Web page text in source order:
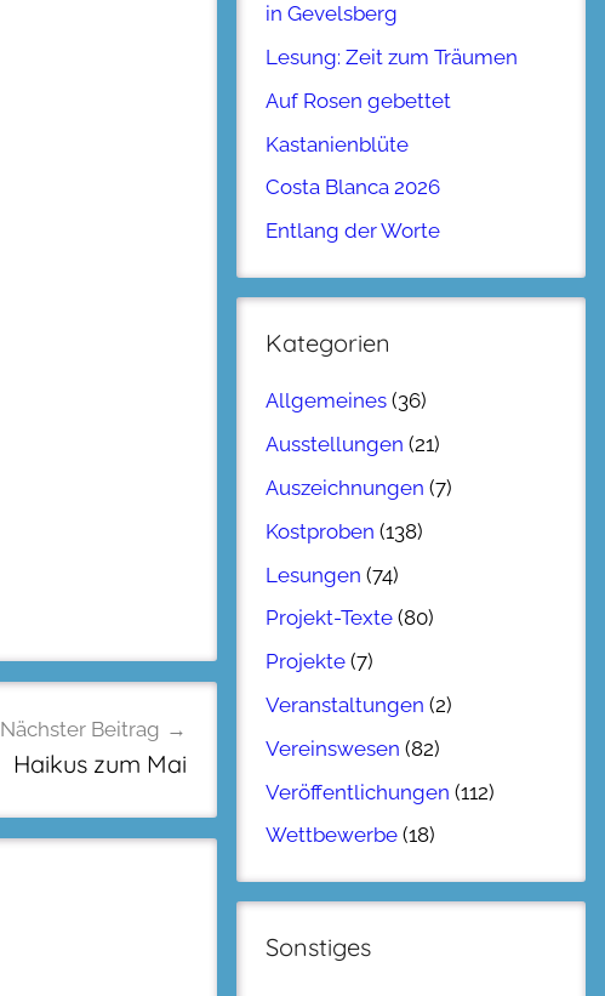
Nächster Beitrag
Haikus zum Mai
in Gevelsberg
Lesung: Zeit zum Träumen
Auf Rosen gebettet
Kastanienblüte
Costa Blanca 2026
Entlang der Worte
Kategorien
Allgemeines (36)
Ausstellungen (21)
Auszeichnungen (7)
Kostproben (138)
Lesungen (74)
Projekt-Texte (80)
Projekte (7)
Veranstaltungen (2)
Vereinswesen (82)
Veröffentlichungen (112)
Wettbewerbe (18)
Sonstiges